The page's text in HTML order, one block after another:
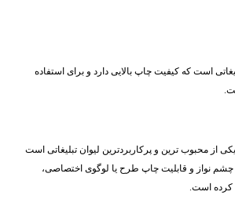
است که کیفیت چاپ بالایی دارد و برای استفاده
از محبوب ‌ترین و پرکاربردترین لیوان تبلیغاتی است
چشم ‌نواز و قابلیت چاپ طرح یا لوگوی اختصاصی،
کرده است.